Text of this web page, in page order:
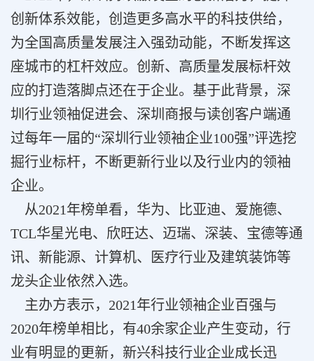
创新体系效能，创造更多高水平的科技供给，
为全国高质量发展注入强劲动能，不断发挥这
座城市的杠杆效应。创新、高质量发展标杆效
应的打造落脚点还在于企业。基于此背景，深
圳行业领袖促进会、深圳商报与读创客户端通
过每年一届的“深圳行业领袖企业100强”评选挖
掘行业标杆，不断更新行业以及行业内的领袖
企业。
从2021年榜单看，华为、比亚迪、爱施德、
TCL华星光电、欣旺达、迈瑞、深装、宝德等通
讯、新能源、计算机、医疗行业及建筑装饰等
龙头企业依然入选。
主办方表示，2021年行业领袖企业百强与
2020年榜单相比，有40余家企业产生变动，行
业有明显的更新，新兴科技行业企业成长迅